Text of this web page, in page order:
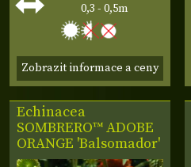
0,3 - 0,5m
Zobrazit informace a ceny
Echinacea
SOMBRERO™ ADOBE
ORANGE 'Balsomador'